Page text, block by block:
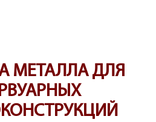
МЕТАЛЛА ДЛЯ